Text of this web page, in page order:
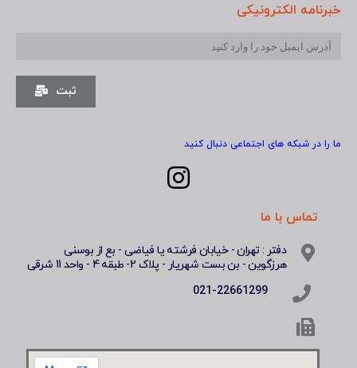
خبرنامه الکترونیکی
ثبت
ما را در شبکه های اجتماعی دنبال کنید
تماس با ما
دفتر : تهران - خیابان فرشته یا فیاضی - بع از بوسنی
هرزگوین - بن بست شهریار - پلاک 2- طبقه 4 - واحد 11 شرقی
021-22661299